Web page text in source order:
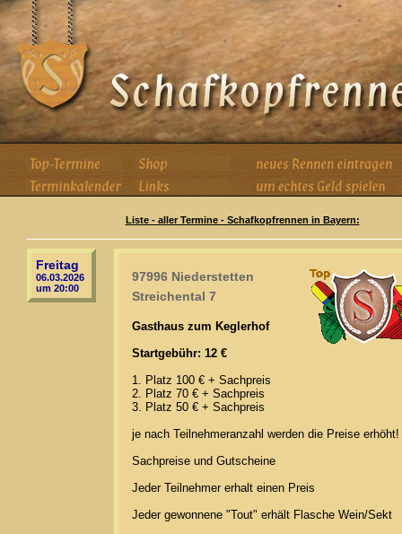
Liste - aller Termine - Schafkopfrennen in Bayern:
Freitag
06.03.2026
um 20:00
97996 Niederstetten
Streichental 7
Gasthaus zum Keglerhof
Startgebühr: 12 €
1. Platz 100 € + Sachpreis
2. Platz 70 € + Sachpreis
3. Platz 50 € + Sachpreis
je nach Teilnehmeranzahl werden die Preise erhöht!
Sachpreise und Gutscheine
Jeder Teilnehmer erhalt einen Preis
Jeder gewonnene "Tout" erhält Flasche Wein/Sekt